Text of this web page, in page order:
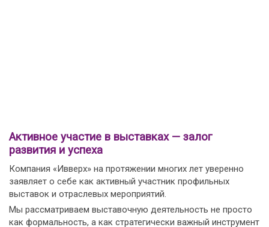
Активное участие в выставках — залог
развития и успеха
Компания «Ивверх» на протяжении многих лет уверенно
заявляет о себе как активный участник профильных
выставок и отраслевых мероприятий.
Мы рассматриваем выставочную деятельность не просто
как формальность, а как стратегически важный инструмент